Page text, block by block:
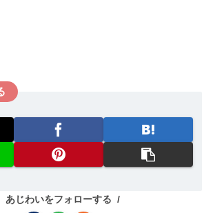
あじわいをフォローする